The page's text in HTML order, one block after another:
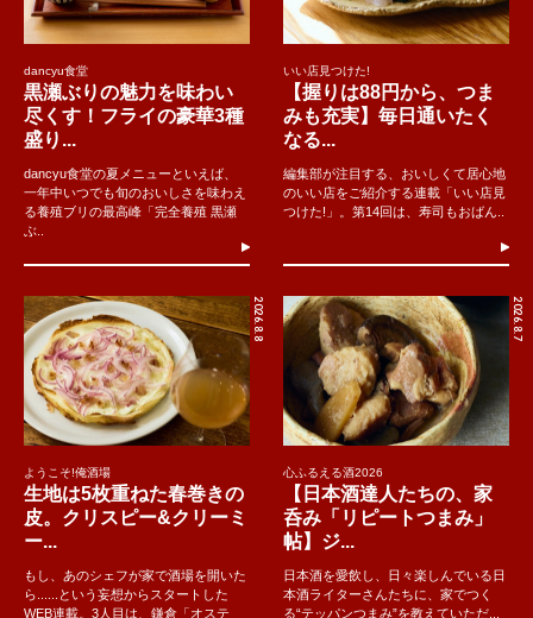
dancyu食堂
黒瀬ぶりの魅力を味わい
尽くす！フライの豪華3種
盛り...
dancyu食堂の夏メニューといえば、
一年中いつでも旬のおいしさを味わえ
る養殖ブリの最高峰「完全養殖 黒瀬
ぶ..
いい店見つけた!
【握りは88円から、つま
みも充実】毎日通いたく
なる...
編集部が注目する、おいしくて居心地
のいい店をご紹介する連載「いい店見
つけた!」。第14回は、寿司もおばん..
2026.8.8
ようこそ!俺酒場
生地は5枚重ねた春巻きの
皮。クリスピー&クリーミ
ー...
もし、あのシェフが家で酒場を開いた
ら......という妄想からスタートした
WEB連載。3人目は、鎌倉「オステ
2026.8.7
心ふるえる酒2026
【日本酒達人たちの、家
呑み「リピートつまみ」
帖】ジ...
日本酒を愛飲し、日々楽しんでいる日
本酒ライターさんたちに、家でつく
る“テッパンつまみ”を教えていただ...